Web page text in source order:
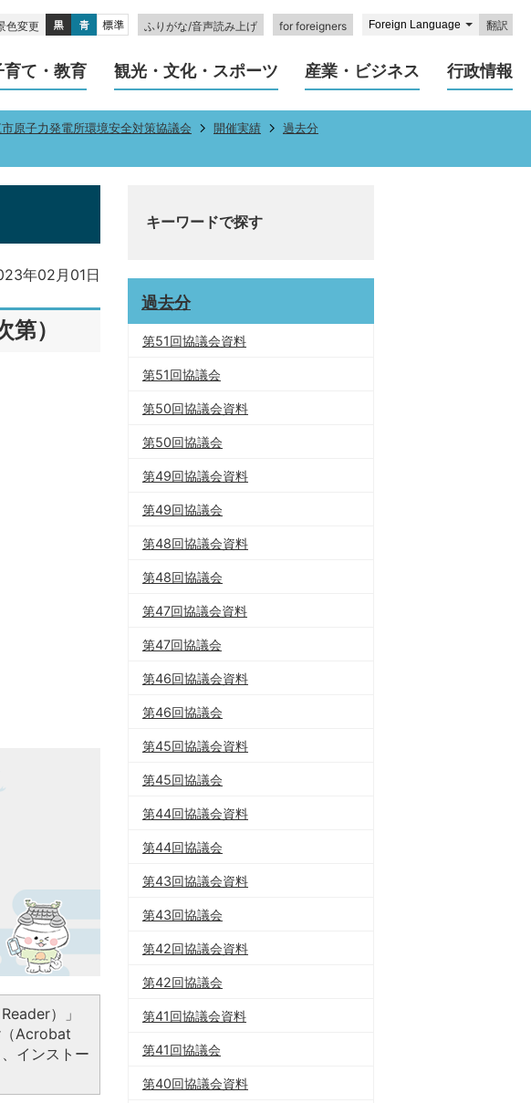
色変更 ふりがな/音声読み上げ for foreigners 翻訳
育て・教育 観光・文化・スポーツ 産業・ビジネス 行政情報
原子力発電所環境安全対策協議会 開催実績
過去分
年02月01日
）
）」
Acrobat
インストー
キーワードで探す
過去分
第51回協議会資料
第51回協議会
第50回協議会資料
第50回協議会
第49回協議会資料
第49回協議会
第48回協議会資料
第48回協議会
第47回協議会資料
第47回協議会
第46回協議会資料
第46回協議会
第45回協議会資料
第45回協議会
第44回協議会資料
第44回協議会
第43回協議会資料
第43回協議会
第42回協議会資料
第42回協議会
第41回協議会資料
第41回協議会
第40回協議会資料